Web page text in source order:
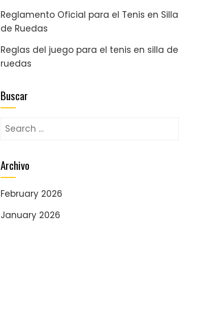
Reglamento Oficial para el Tenis en Silla
de Ruedas
Reglas del juego para el tenis en silla de
ruedas
Buscar
Search
Archivo
February 2026
January 2026